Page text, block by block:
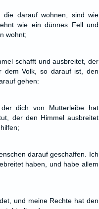
darauf wohnen, sind wie
wie ein dünnes Fell und
wohnt;
schafft und ausbreitet, der
dem Volk, so darauf ist, den
gehen:
dich von Mutterleibe hat
der den Himmel ausbreitet
darauf geschaffen. Ich
haben, und habe allem
und meine Rechte hat den